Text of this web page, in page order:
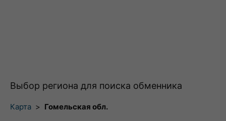
Выбор региона для поиска обменника
Карта > Гомельская обл.